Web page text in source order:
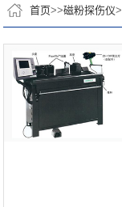
首页>>磁粉探伤仪